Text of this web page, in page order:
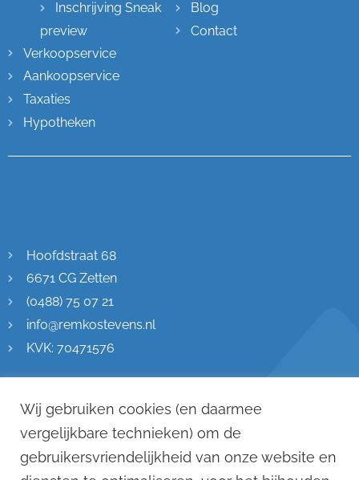
Inschrijving Sneak
preview
Verkoopservice
Aankoopservice
Taxaties
Hypotheken
Blog
Contact
Hoofdstraat 68
6671 CG Zetten
(0488) 75 07 21
info@remkostevens.nl
KVK: 70471576
Wij gebruiken cookies (en daarmee
vergelijkbare technieken) om de
gebruikersvriendelijkheid van onze website en